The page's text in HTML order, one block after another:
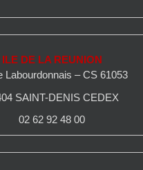
ILE DE LA REUNION
Labourdonnais – CS 61053
SAINT-DENIS CEDEX
02 62 92 48 00